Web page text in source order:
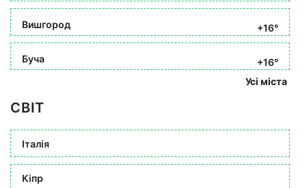
Вишгород +16°
Буча
+16°
Усі міста
СВІТ
Італія
Кіпр